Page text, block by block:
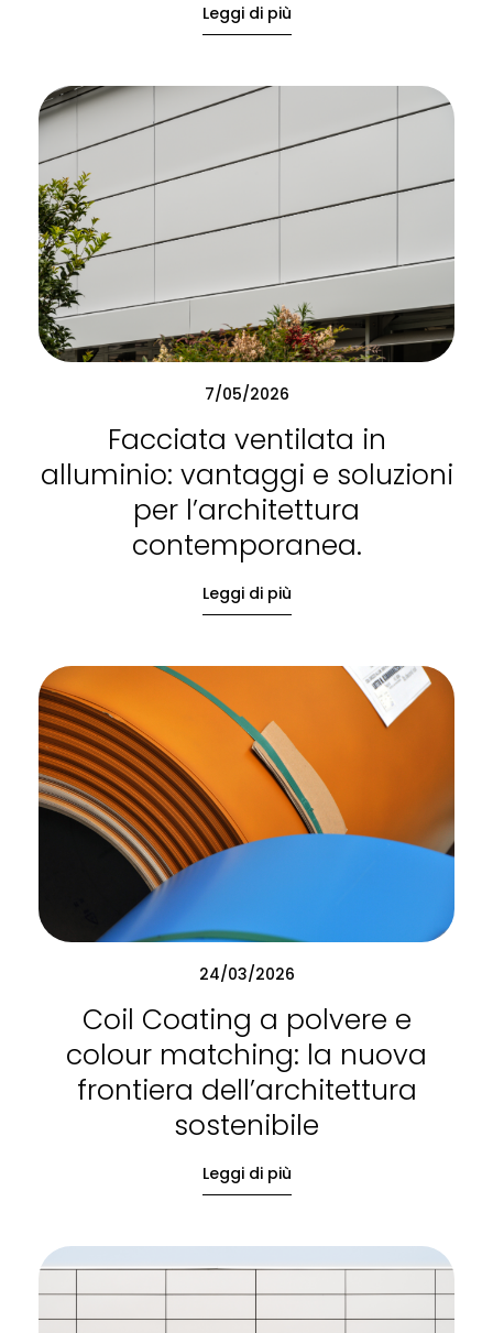
Leggi di più
7/05/2026
Facciata ventilata in
alluminio: vantaggi e soluzioni
per l’architettura
contemporanea.
Leggi di più
24/03/2026
Coil Coating a polvere e
colour matching: la nuova
frontiera dell’architettura
sostenibile
Leggi di più